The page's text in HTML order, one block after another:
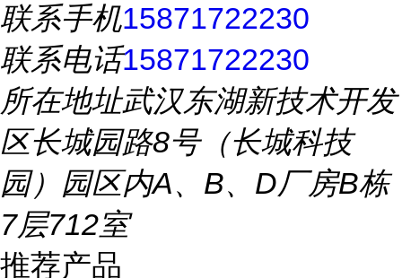
联系手机15871722230
联系电话15871722230
所在地址武汉东湖新技术开发
区长城园路8号（长城科技
园）园区内A、B、D厂房B栋
7层712室
推荐产品